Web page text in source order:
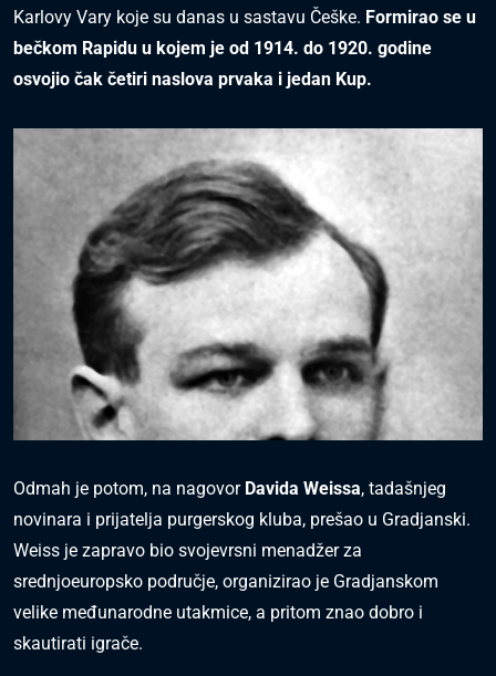
Karlovy Vary koje su danas u sastavu Češke. Formirao se u
bečkom Rapidu u kojem je od 1914. do 1920. godine
osvojio čak četiri naslova prvaka i jedan Kup.
Odmah je potom, na nagovor Davida Weissa, tadašnjeg
novinara i prijatelja purgerskog kluba, prešao u Gradjanski.
Weiss je zapravo bio svojevrsni menadžer za
srednjoeuropsko područje, organizirao je Gradjanskom
velike međunarodne utakmice, a pritom znao dobro i
skautirati igrače.